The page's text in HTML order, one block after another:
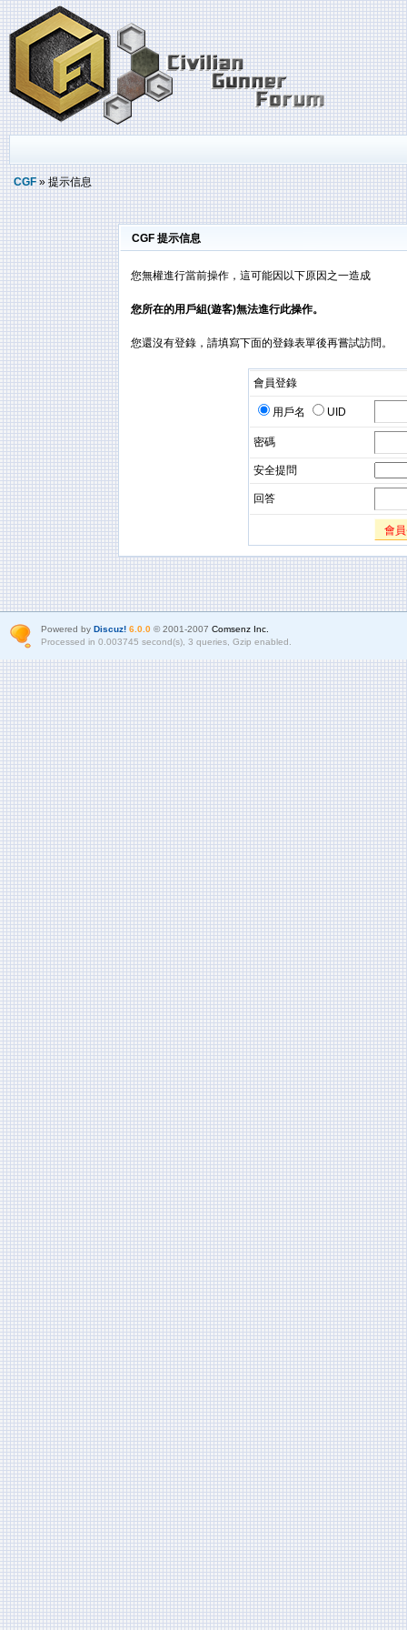
CGF» 提示信息
CGF 提示信息
您無權進行當前操作，這可能因以下原因之一造成
您所在的用戶組(遊客)無法進行此操作。
您還沒有登錄，請填寫下面的登錄表單後再嘗試訪問。
會員登錄
用戶名 UID
密碼
安全提問
回答
會
Powered by Discuz! 6.0.0© 2001-2007 Comsenz Inc.
Processed in 0.003745 second(s), 3 queries, Gzip enabled.